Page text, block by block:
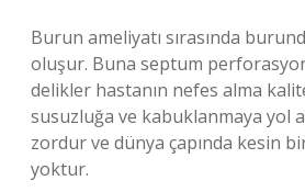
Burun ameliyatı sırasında
oluşur. Buna septum
delikler hastanın nefes alma
susuzluğa ve kabuklanmaya yol
zordur ve dünya çapında kesin
yoktur.